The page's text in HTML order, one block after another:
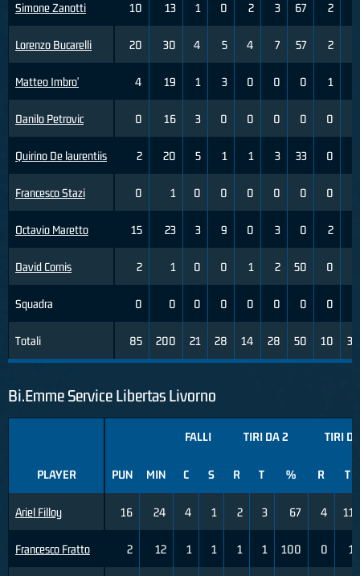
Simone Zanotti
Lorenzo Bucarelli
Matteo Imbro'
Danilo Petrovic
Quirino De laurentiis
Francesco Stazi
Octavio Maretto
David Cornis
Squadra
Totali
10 13 1 0 2 3 67 2
20 30 4 5 4 7 57 2
4 19 1 3 0 0 0 1
0 16 3 0 0 0 0 0
2 20 5 1 1 3 33 0
0 1 0 0 0 0 0 0
15 23 3 9 0 3 0 2
2 1 0 0 1 2 50 0
0 0 0 0 0 0 0 0
85 200 21 28 14 28 50 10 31
Bi.Emme Service Libertas Livorno
PLAYER
Ariel Filloy
Francesco Fratto
FALLI TIRI DA 2 TIRI
PUN MIN C S R T % R T
16 24 4 1 2 3 67 4 11
2 12 1 1 1 1 100 0 1